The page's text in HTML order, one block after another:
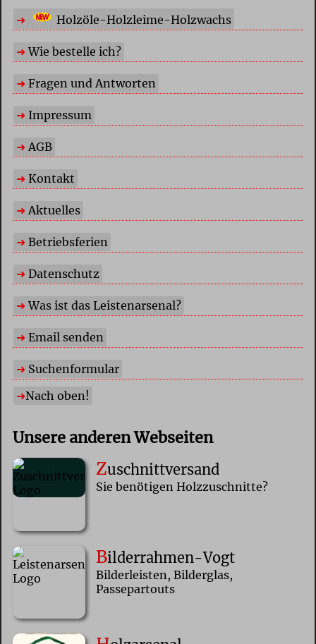
Holzöle-Holzleime-Holzwachs
Wie bestelle ich?
Fragen und Antworten
Impressum
AGB
Kontakt
Aktuelles
Betriebsferien
Datenschutz
Was ist das Leistenarsenal?
Email senden
Suchenformular
Nach oben!
Unsere anderen Webseiten
Zuschnittversand
Sie benötigen Holzzuschnitte?
Bilderrahmen-Vogt
Bilderleisten, Bilderglas,
Passepartouts